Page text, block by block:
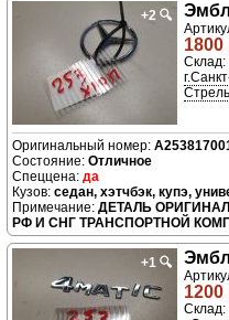
+2 🔍
1800
Склад:
Отличное
да
седан, хэтчбэк, купэ,
ДЕТАЛЬ
РФ И СНГ ТРАНСПОРТНОЙ
+1 🔍
1200
Склад: